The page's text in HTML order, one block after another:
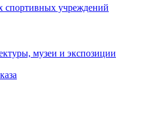
учреждений
музеи и экспозиции